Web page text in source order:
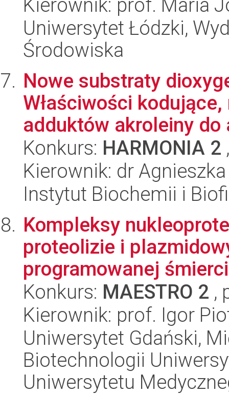
Kierownik: prof. Maria
Uniwersytet Łódzki,
Środowiska
Nowe substraty
Właściwości
adduktów akroleiny do
Konkurs: HARMONIA 2
Kierownik: dr
Instytut Biochemii i
Kompleksy
proteolizie i
programowanej
Konkurs: MAESTRO 2 ,
Kierownik: prof. Igor
Uniwersytet Gdański,
Biotechnologii
Uniwersytetu